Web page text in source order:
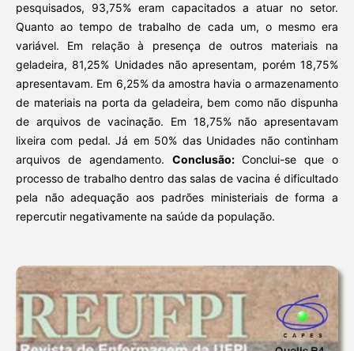
pesquisados, 93,75% eram capacitados a atuar no setor.
Quanto ao tempo de trabalho de cada um, o mesmo era
variável. Em relação à presença de outros materiais na
geladeira, 81,25% Unidades não apresentam, porém 18,75%
apresentavam. Em 6,25% da amostra havia o armazenamento
de materiais na porta da geladeira, bem como não dispunha
de arquivos de vacinação. Em 18,75% não apresentavam
lixeira com pedal. Já em 50% das Unidades não continham
arquivos de agendamento. Conclusão:Conclui-se que o
processo de trabalho dentro das salas de vacina é dificultado
pela não adequação aos padrões ministeriais de forma a
repercutir negativamente na saúde da população.